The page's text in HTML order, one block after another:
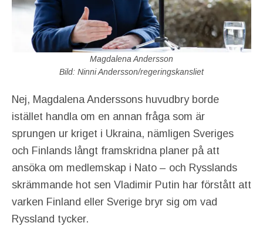
Magdalena Andersson
Bild: Ninni Andersson/regeringskansliet
Nej, Magdalena Anderssons huvudbry borde
istället handla om en annan fråga som är
sprungen ur kriget i Ukraina, nämligen Sveriges
och Finlands långt framskridna planer på att
ansöka om medlemskap i Nato – och Rysslands
skrämmande hot sen Vladimir Putin har förstått att
varken Finland eller Sverige bryr sig om vad
Ryssland tycker.